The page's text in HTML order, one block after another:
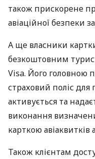
також прискорене
авіаційної безпеки
А ще власники
безкоштовним
Visa. Його головною
страховий поліс
активується та
виконання
карткою
Також клієнтам